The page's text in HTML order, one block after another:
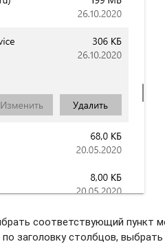
соотвeтствующий пункт
заголовку столбцов, выбрать